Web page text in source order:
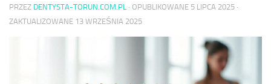
PRZEZ DENTYSTA-TORUN.COM.PL · OPUBLIKOWANE 5 LIPCA 2025 ·
ZAKTUALIZOWANE 13 WRZEŚNIA 2025